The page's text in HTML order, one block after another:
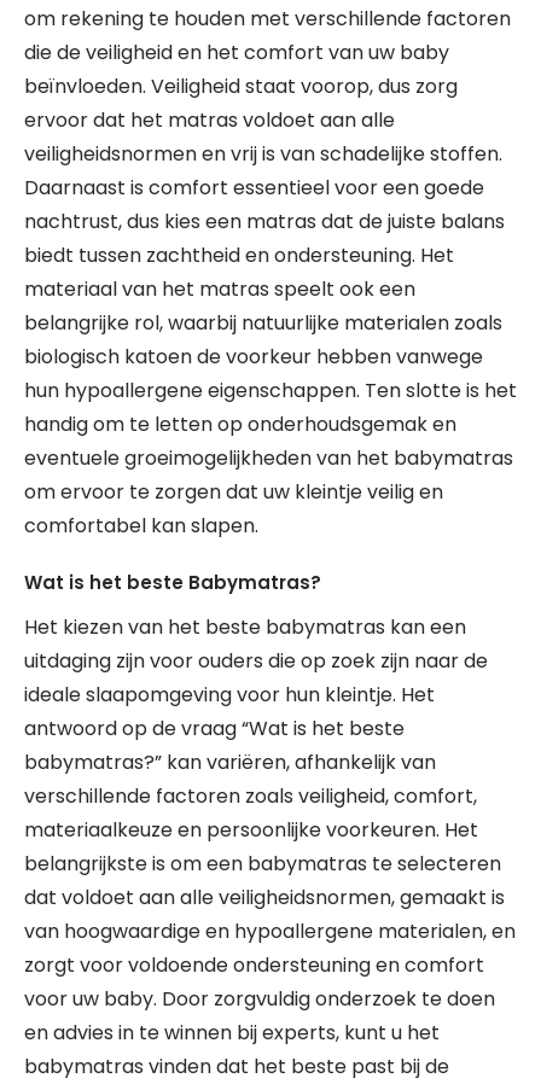
om rekening te houden met verschillende factoren
die de veiligheid en het comfort van uw baby
beïnvloeden. Veiligheid staat voorop, dus zorg
ervoor dat het matras voldoet aan alle
veiligheidsnormen en vrij is van schadelijke stoffen.
Daarnaast is comfort essentieel voor een goede
nachtrust, dus kies een matras dat de juiste balans
biedt tussen zachtheid en ondersteuning. Het
materiaal van het matras speelt ook een
belangrijke rol, waarbij natuurlijke materialen zoals
biologisch katoen de voorkeur hebben vanwege
hun hypoallergene eigenschappen. Ten slotte is het
handig om te letten op onderhoudsgemak en
eventuele groeimogelijkheden van het babymatras
om ervoor te zorgen dat uw kleintje veilig en
comfortabel kan slapen.
Wat is het beste Babymatras?
Het kiezen van het beste babymatras kan een
uitdaging zijn voor ouders die op zoek zijn naar de
ideale slaapomgeving voor hun kleintje. Het
antwoord op de vraag “Wat is het beste
babymatras?” kan variëren, afhankelijk van
verschillende factoren zoals veiligheid, comfort,
materiaalkeuze en persoonlijke voorkeuren. Het
belangrijkste is om een babymatras te selecteren
dat voldoet aan alle veiligheidsnormen, gemaakt is
van hoogwaardige en hypoallergene materialen, en
zorgt voor voldoende ondersteuning en comfort
voor uw baby. Door zorgvuldig onderzoek te doen
en advies in te winnen bij experts, kunt u het
babymatras vinden dat het beste past bij de